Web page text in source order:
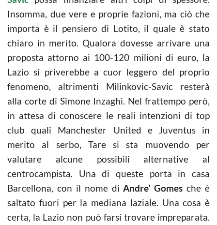
Insomma, due vere e proprie fazioni, ma ciò che
importa è il pensiero di Lotito, il quale è stato
chiaro in merito. Qualora dovesse arrivare una
proposta attorno ai 100-120 milioni di euro, la
Lazio si priverebbe a cuor leggero del proprio
fenomeno, altrimenti Milinkovic-Savic resterà
alla corte di Simone Inzaghi. Nel frattempo però,
in attesa di conoscere le reali intenzioni di top
club quali Manchester United e Juventus in
merito al serbo, Tare si sta muovendo per
valutare alcune possibili alternative al
centrocampista. Una di queste porta in casa
Barcellona, con il nome diAndre’ Gomes che è
saltato fuori per la mediana laziale. Una cosa è
certa, la Lazio non può farsi trovare impreparata.